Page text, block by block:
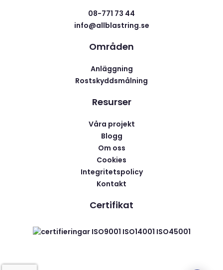
08-771 73 44
info@allblastring.se
Områden
Anläggning
Rostskyddsmålning
Resurser
Våra projekt
Blogg
Om oss
Cookies
Integritetspolicy
Kontakt
Certifikat